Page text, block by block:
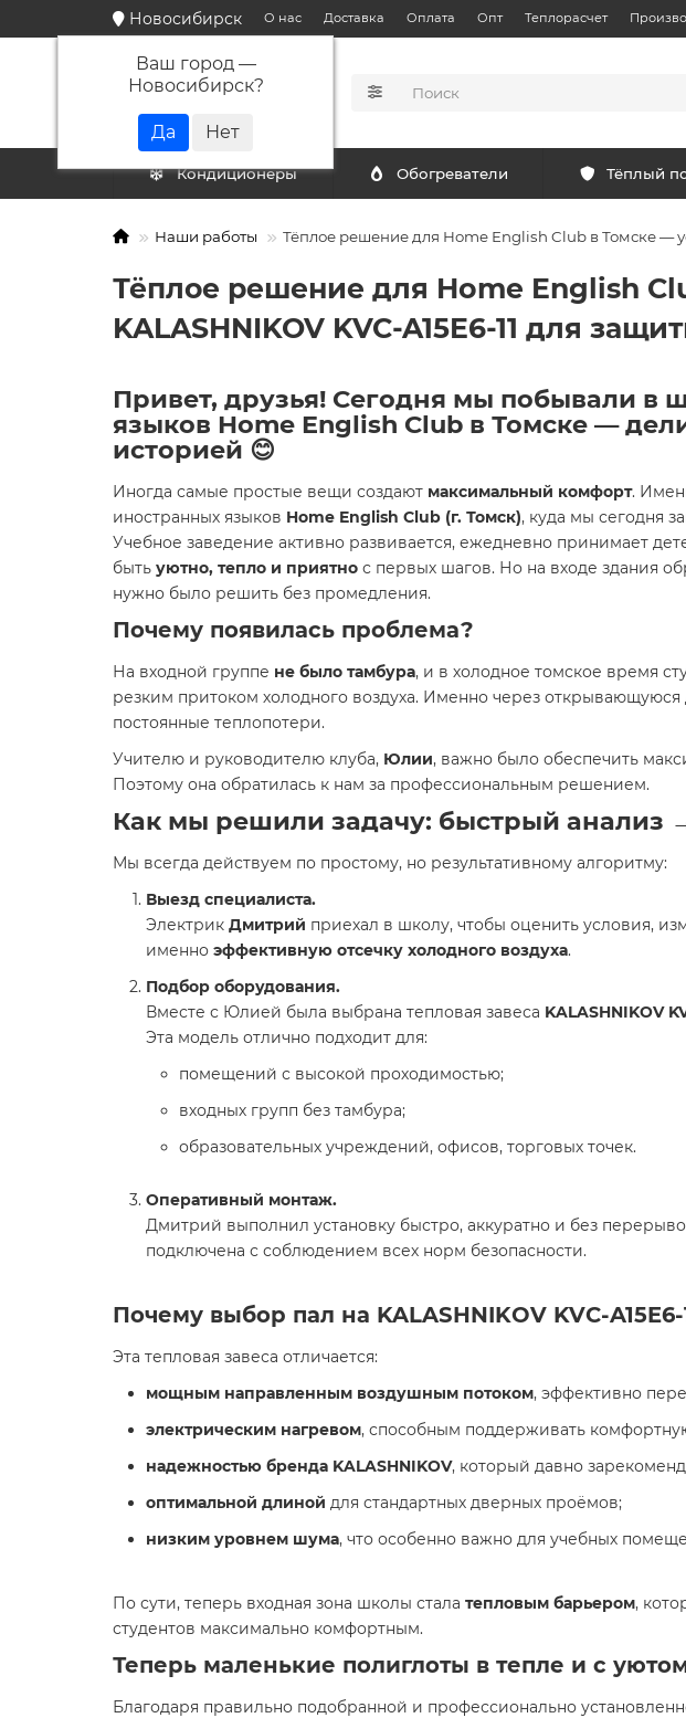
Новосибирск
Ваш город —
Новосибирск?
О нас Доставка Оплата Опт Теплорасчет
КАТАЛОГ
Кондиционеры Обогреватели Тёплый
Наши работы Тёплое решение для Home English Club в Томске —
Тёплое решение для Home English
KALASHNIKOV KVC-A15E6-11 для
Привет, друзья! Сегодня мы побывали в
языков Home English Club в Томске —
историей 😊
Иногда самые простые вещи создают максимальный комфорт.
иностранных языков Home English Club (г. Томск), куда мы сегодня
Учебное заведение активно развивается, ежедневно принимает
быть уютно, тепло и приятно с первых шагов. Но на входе здания
нужно было решить без промедления.
Почему появилась проблема?
На входной группе не было тамбура, и в холодное томское время
резким притоком холодного воздуха. Именно через
постоянные теплопотери.
Учителю и руководителю клуба, Юлии, важно было обеспечить
Поэтому она обратилась к нам за профессиональным решением.
Как мы решили задачу: быстрый
Мы всегда действуем по простому, но результативному алгоритму:
Выезд специалиста.
Электрик Дмитрий приехал в школу, чтобы оценить условия,
именно эффективную отсечку холодного воздуха.
Подбор оборудования.
Вместе с Юлией была выбрана тепловая завеса KALASHNIKOV
Эта модель отлично подходит для:
помещений с высокой проходимостью;
входных групп без тамбура;
образовательных учреждений, офисов, торговых точек.
Оперативный монтаж.
Дмитрий выполнил установку быстро, аккуратно и без
подключена с соблюдением всех норм безопасности.
Почему выбор пал на KALASHNIKOV KVC-A15E6-
Эта тепловая завеса отличается:
мощным направленным воздушным потоком, эффективно
электрическим нагревом, способным поддерживать
надежностью бренда KALASHNIKOV, который давно
оптимальной длиной для стандартных дверных проёмов;
низким уровнем шума, что особенно важно для учебных
По сути, теперь входная зона школы стала тепловым барьером,
студентов максимально комфортным.
Теперь маленькие полиглоты в тепле и с
Благодаря правильно подобранной и профессионально